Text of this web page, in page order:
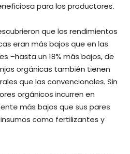
para los productores.
que los rendimientos
eran más bajos que en las
–hasta un 18% más bajos, de
orgánicas también tienen
que las convencionales. Sin
orgánicos incurren en
más bajos que sus pares
como fertilizantes y